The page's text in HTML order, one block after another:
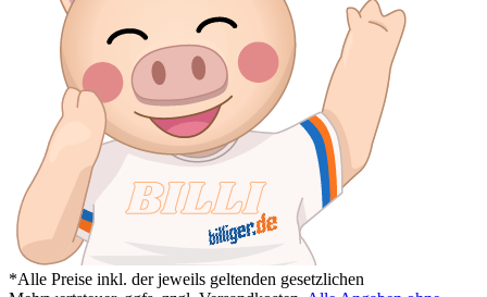
*Alle Preise inkl. der jeweils geltenden gesetzlichen